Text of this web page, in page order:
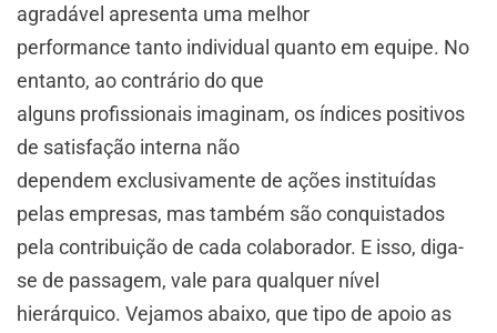
agradável apresenta uma melhor
performance tanto individual quanto em equipe. No
entanto, ao contrário do que
alguns profissionais imaginam, os índices positivos
de satisfação interna não
dependem exclusivamente de ações instituídas
pelas empresas, mas também são conquistados
pela contribuição de cada colaborador. E isso, diga-
se de passagem, vale para qualquer nível
hierárquico. Vejamos abaixo, que tipo de apoio as